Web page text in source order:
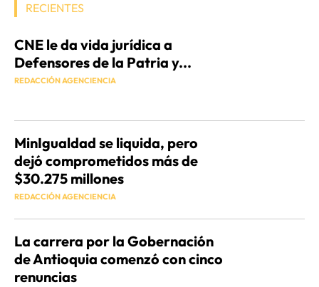
RECIENTES
CNE le da vida jurídica a
Defensores de la Patria y...
REDACCIÓN AGENCIENCIA
MinIgualdad se liquida, pero
dejó comprometidos más de
$30.275 millones
REDACCIÓN AGENCIENCIA
La carrera por la Gobernación
de Antioquia comenzó con cinco
renuncias